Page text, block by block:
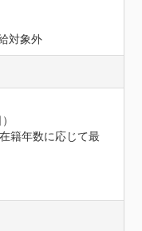
対象外
籍年数に応じて最